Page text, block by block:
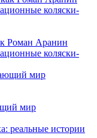
Роман Аранин
коляски-
мир